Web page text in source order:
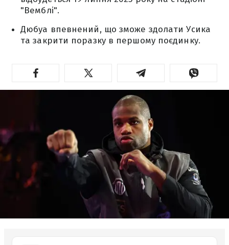
"Вемблі".
Дюбуа впевнений, що зможе здолати Усика
та закрити поразку в першому поєдинку.